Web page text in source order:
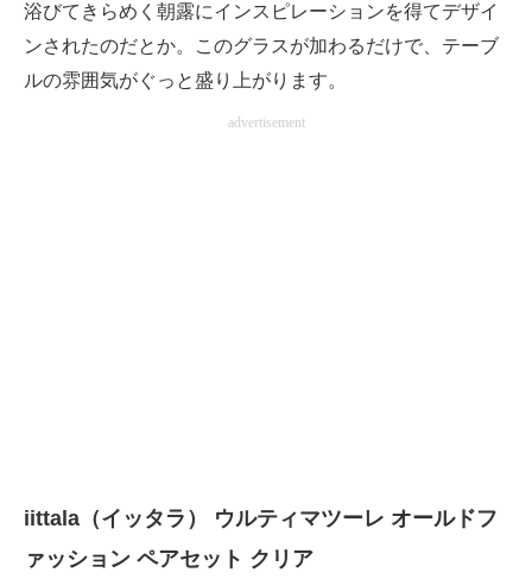
浴びてきらめく朝露にインスピレーションを得てデザイ
ンされたのだとか。このグラスが加わるだけで、テーブ
ルの雰囲気がぐっと盛り上がります。
advertisement
iittala（イッタラ） ウルティマツーレ オールドフ
ァッション ペアセット クリア